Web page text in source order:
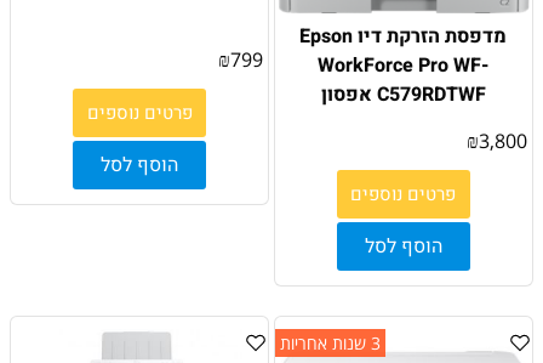
מדפסת הזרקת דיו Epson
WorkForce Pro WF-
C579RDTWF אפסון
₪3,800
פרטים נוספים
הוסף לסל
₪799
פרטים נוספים
הוסף לסל
3 שנות אחריות